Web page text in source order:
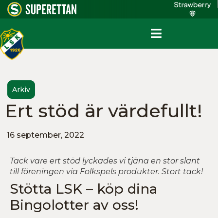
Arkiv
Ert stöd är värdefullt!
16 september, 2022
Tack vare ert stöd lyckades vi tjäna en stor slant
till föreningen via Folkspels produkter. Stort tack!
Stötta LSK – köp dina
Bingolotter av oss!